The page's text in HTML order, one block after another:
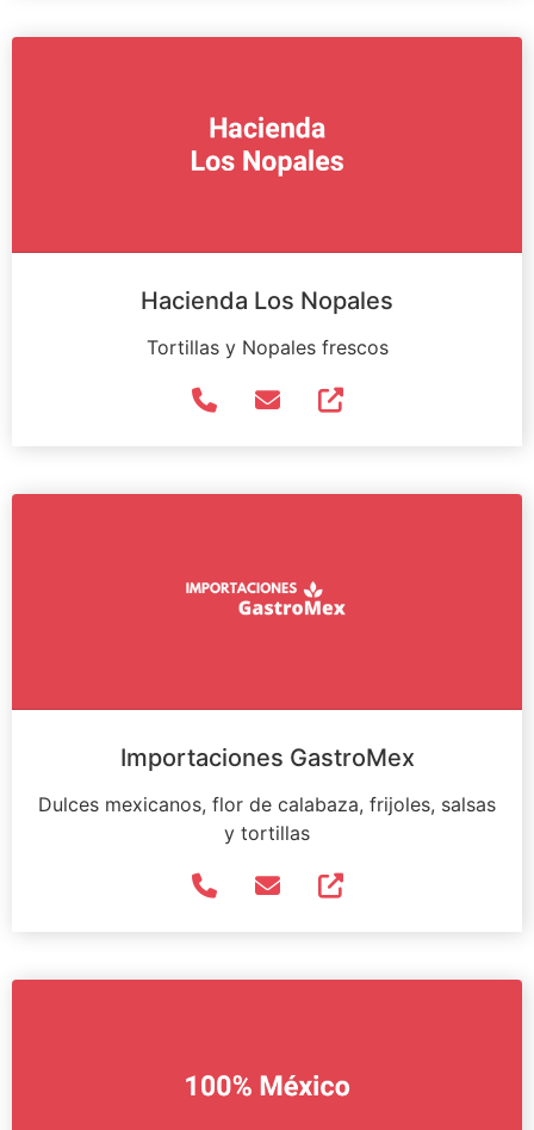
Hacienda Los Nopales
Tortillas y Nopales frescos
Importaciones GastroMex
Dulces mexicanos, flor de calabaza, frijoles, salsas
y tortillas